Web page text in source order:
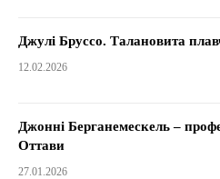
Джулі Бруссо. Талановита
12.02.2026
Джонні Берганемескель –
Оттави
27.01.2026